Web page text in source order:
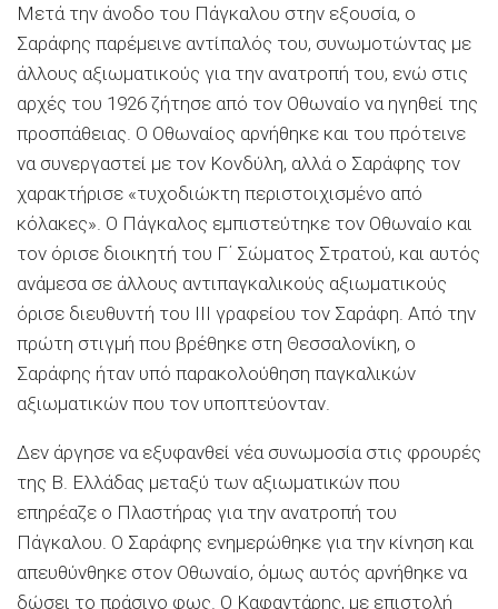
Μετά την άνοδο του Πάγκαλου στην εξουσία, ο
Σαράφης παρέμεινε αντίπαλός του, συνωμοτώντας με
άλλους αξιωματικούς για την ανατροπή του, ενώ στις
αρχές του 1926 ζήτησε από τον Οθωναίο να ηγηθεί της
προσπάθειας. Ο Οθωναίος αρνήθηκε και του πρότεινε
να συνεργαστεί με τον Κονδύλη, αλλά ο Σαράφης τον
χαρακτήρισε «τυχοδιώκτη περιστοιχισμένο από
κόλακες». Ο Πάγκαλος εμπιστεύτηκε τον Οθωναίο και
τον όρισε διοικητή του Γ΄ Σώματος Στρατού, και αυτός
ανάμεσα σε άλλους αντιπαγκαλικούς αξιωματικούς
όρισε διευθυντή του ΙΙΙ γραφείου τον Σαράφη. Από την
πρώτη στιγμή που βρέθηκε στη Θεσσαλονίκη, ο
Σαράφης ήταν υπό παρακολούθηση παγκαλικών
αξιωματικών που τον υποπτεύονταν.
∆εν άργησε να εξυφανθεί νέα συνωμοσία στις φρουρές
της Β. Ελλάδας μεταξύ των αξιωματικών που
επηρέαζε ο Πλαστήρας για την ανατροπή του
Πάγκαλου. Ο Σαράφης ενημερώθηκε για την κίνηση και
απευθύνθηκε στον Οθωναίο, όμως αυτός αρνήθηκε να
δώσει το πράσινο φως. Ο Καφαντάρης, με επιστολή